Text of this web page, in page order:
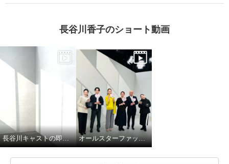
長谷川香子のショート動画
長谷川キャストの即興ダンス オールスターファッションデイ！